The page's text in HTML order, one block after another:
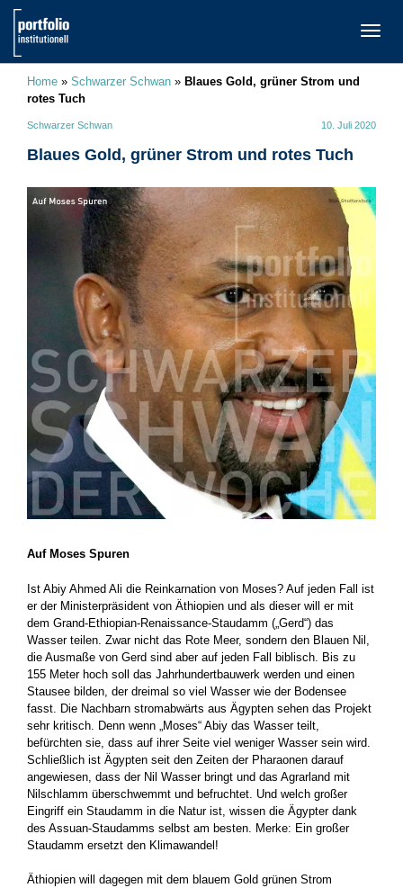
Home » Schwarzer Schwan » Blaues Gold, grüner Strom und
rotes Tuch
Schwarzer Schwan 10. Juli 2020
Blaues Gold, grüner Strom und rotes Tuch
Auf Moses Spuren
Ist Abiy Ahmed Ali die Reinkarnation von Moses? Auf jeden Fall ist
er der Ministerpräsident von Äthiopien und als dieser will er mit
dem Grand-Ethiopian-Renaissance-Staudamm („Gerd“) das
Wasser teilen. Zwar nicht das Rote Meer, sondern den Blauen Nil,
die Ausmaße von Gerd sind aber auf jeden Fall biblisch. Bis zu
155 Meter hoch soll das Jahrhundertbauwerk werden und einen
Stausee bilden, der dreimal so viel Wasser wie der Bodensee
fasst. Die Nachbarn stromabwärts aus Ägypten sehen das Projekt
sehr kritisch. Denn wenn „Moses“ Abiy das Wasser teilt,
befürchten sie, dass auf ihrer Seite viel weniger Wasser sein wird.
Schließlich ist Ägypten seit den Zeiten der Pharaonen darauf
angewiesen, dass der Nil Wasser bringt und das Agrarland mit
Nilschlamm überschwemmt und befruchtet. Und welch großer
Eingriff ein Staudamm in die Natur ist, wissen die Ägypter dank
des Assuan-Staudamms selbst am besten. Merke: Ein großer
Staudamm ersetzt den Klimawandel!
Äthiopien will dagegen mit dem blauem Gold grünen Strom